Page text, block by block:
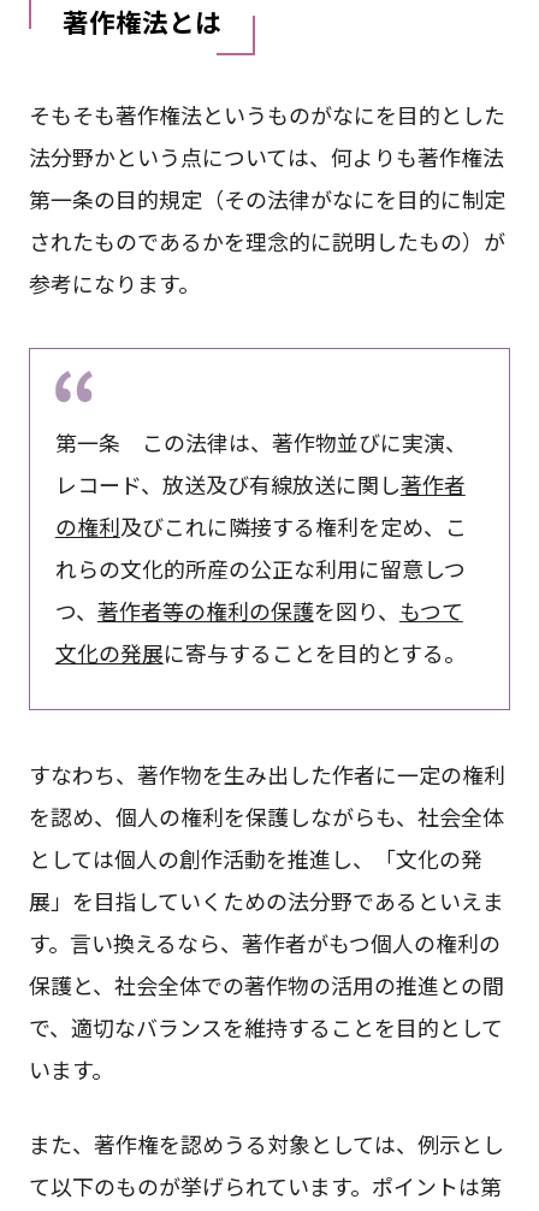
著作権法とは
そもそも著作権法というものがなにを目的とした
法分野かという点については、何よりも著作権法
第一条の目的規定（その法律がなにを目的に制定
されたものであるかを理念的に説明したもの）が
参考になります。
第一条 この法律は、著作物並びに実演、
レコード、放送及び有線放送に関し著作者
の権利及びこれに隣接する権利を定め、こ
れらの文化的所産の公正な利用に留意しつ
つ、 著作者等の権利の保護を図り、 もつて
文化の発展に寄与することを目的とする。
すなわち、著作物を生み出した作者に一定の権利
を認め、個人の権利を保護しながらも、社会全体
としては個人の創作活動を推進し、「文化の発
展」を目指していくための法分野であるといえま
す。言い換えるなら、著作者がもつ個人の権利の
保護と、社会全体での著作物の活用の推進との間
で、適切なバランスを維持することを目的として
います。
また、著作権を認めうる対象としては、例示とし
て以下のものが挙げられています。ポイントは第